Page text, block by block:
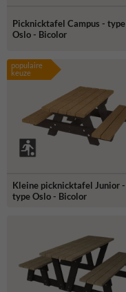
Picknicktafel Campus - type
Oslo - Bicolor
populaire
keuze
Kleine picknicktafel Junior -
type Oslo - Bicolor